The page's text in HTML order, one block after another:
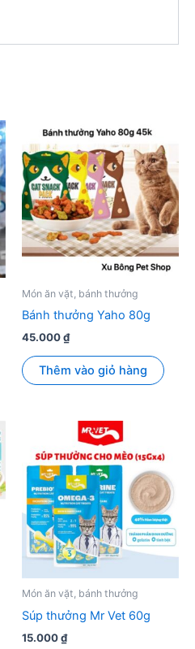
Món ăn vặt, bánh thưởng
Bánh thưởng Yaho 80g
45.000₫
Thêm vào giỏ hàng
Món ăn vặt, bánh thưởng
Súp thưởng Mr Vet 60g
15.000₫